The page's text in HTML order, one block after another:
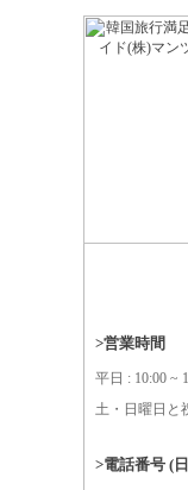
>営業時間
平日 : 10:00 ~
土・日曜日と
>電話番号 (